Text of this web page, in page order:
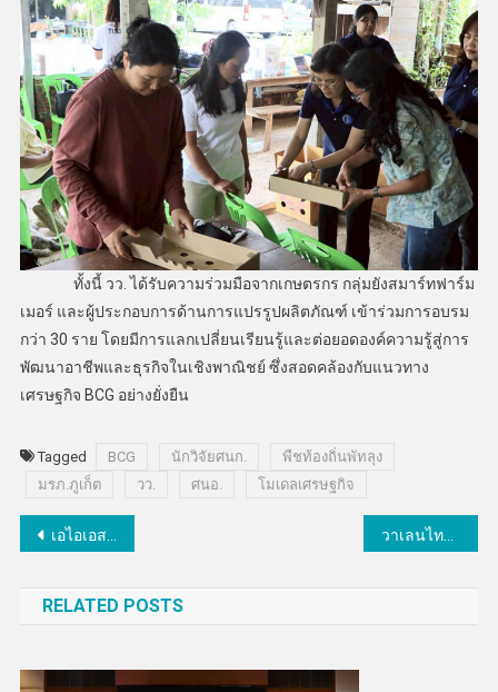
ทั้งนี้ วว. ได้รับความร่วมมือจากเกษตรกร กลุ่มยังสมาร์ทฟาร์ม
เมอร์ และผู้ประกอบการด้านการแปรรูปผลิตภัณฑ์ เข้าร่วมการอบรม
กว่า 30 ราย โดยมีการแลกเปลี่ยนเรียนรู้และต่อยอดองค์ความรู้สู่การ
พัฒนาอาชีพและธุรกิจในเชิงพาณิชย์ ซึ่งสอดคล้องกับแนวทาง
เศรษฐกิจ BCG อย่างยั่งยืน
Tagged BCG นักวิจัยศนก.
พืชท้องถิ่นพัทลุง
มรภ.ภูเก็ต
วว. ศนอ. โมเดลเศรษฐกิจ
แนะแนว
เอไอเอสขอบคุณลูกค้ากับการจัดแคมเปญ AIS 1 POINT 12 WEEKS 12 WOW มอบรางวัลใหญ่ รถ HONDA HR-V ให้ผู้โชคดี
RELATED POSTS